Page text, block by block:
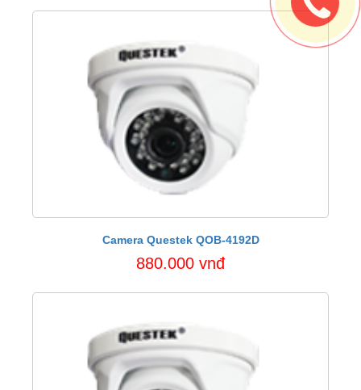
Camera Questek QOB-4192D
880.000 vnđ